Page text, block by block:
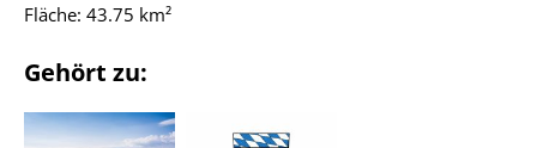
Fläche: 43.75 km²
Gehört zu: